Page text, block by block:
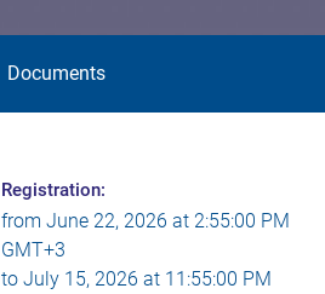
Documents
Registration:
fromJune 22, 2026 at 2:55:00 PM
GMT+3
toJuly 15, 2026 at 11:55:00 PM